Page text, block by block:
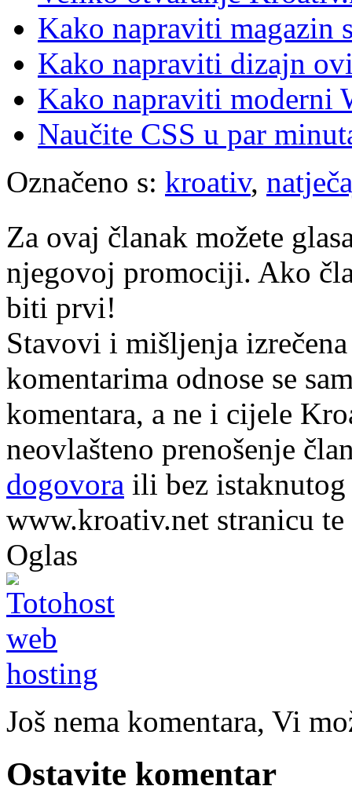
Kako napraviti magazin
Kako napraviti dizajn
Kako napraviti moderni
Naučite CSS u par
Označeno s: kroativ,
Za ovaj članak možete
njegovoj promociji. Ako
biti prvi!
Stavovi i mišljenja
komentarima odnose se
komentara, a ne i cijele
neovlašteno prenošenje
dogovora ili bez
www.kroativ.net stranicu te
Oglas
Još nema komentara, Vi
Ostavite komentar